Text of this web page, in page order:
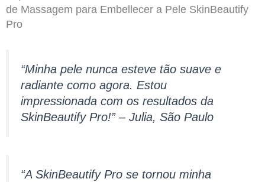
de Massagem para Embellecer a Pele SkinBeautify
Pro
“Minha pele nunca esteve tão suave e
radiante como agora. Estou
impressionada com os resultados da
SkinBeautify Pro!” – Julia, São Paulo
“A SkinBeautify Pro se tornou minha